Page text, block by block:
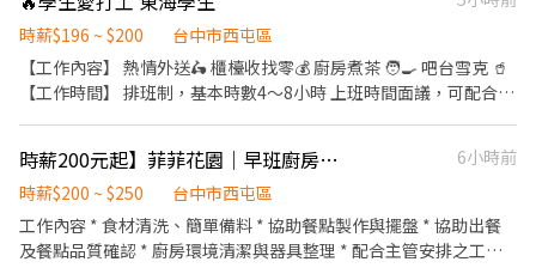
的閱讀積累。 工作時間 ．一案場需求彈性排班(平日/假日皆可能) ．
每週可排班至少3-4日（含平日或假日） 工作地點 ．以台中市為主
(依案場或採購地點安排) 薪資待遇 ．時薪$200-250(依工作內容及
能力調整)
咖啡、喜歡挑戰、期待成長， 歡迎加入我們，一起把台灣品牌推向
世界。 📢 招募職缺 ✅客服諮詢／理貨、出貨／電商設計更新 我們希
望你 ✔ 做事細心、負責任 ✔ 喜歡學習新事物 ✔ 具團隊合作精神 ✔
對咖啡產業有興趣 ✔ 有相關經驗佳，無經驗亦可培訓 我們提供 ✨
應徵方式 📞 0970-132-653 📧 Join AKIRAKOKI 用一份工作，成就
一份專業。 讓世界，看見台灣精品咖啡器具的實力！
時薪$196 ~ $200
台中市西屯區
【工作內容】 熱情外送🛵 櫃檯收找零💰 廚房煮茶 🧑‍🍳 吧台雪克 🥤
【工作時間】 排班制，基本時數4～8小時 上班時間面議，可配合課
品、油資津貼、打烊津貼、特休代金、尾牙
時薪200元起】菲菲花園｜早班廚房工讀生｜供餐｜彈性排班｜歡迎學生、二度就業
6小時前
時薪$200 ~ $250
台中市西屯區
工作內容 * 食材清洗、簡單備料 * 協助餐點製作與擺盤 * 協助出餐
及餐點品質確認 * 廚房環境清潔與器具整理 * 配合主管安排之工作